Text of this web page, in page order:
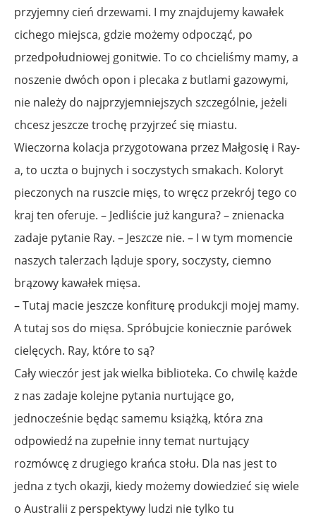
przyjemny cień drzewami. I my znajdujemy kawałek
cichego miejsca, gdzie możemy odpocząć, po
przedpołudniowej gonitwie. To co chcieliśmy mamy, a
noszenie dwóch opon i plecaka z butlami gazowymi,
nie należy do najprzyjemniejszych szczególnie, jeżeli
chcesz jeszcze trochę przyjrzeć się miastu.
Wieczorna kolacja przygotowana przez Małgosię i Ray-
a, to uczta o bujnych i soczystych smakach. Koloryt
pieczonych na ruszcie mięs, to wręcz przekrój tego co
kraj ten oferuje. – Jedliście już kangura? – znienacka
zadaje pytanie Ray. – Jeszcze nie. – I w tym momencie
naszych talerzach ląduje spory, soczysty, ciemno
brązowy kawałek mięsa.
– Tutaj macie jeszcze konfiturę produkcji mojej mamy.
A tutaj sos do mięsa. Spróbujcie koniecznie parówek
cielęcych. Ray, które to są?
Cały wieczór jest jak wielka biblioteka. Co chwilę każde
z nas zadaje kolejne pytania nurtujące go,
jednocześnie będąc samemu książką, która zna
odpowiedź na zupełnie inny temat nurtujący
rozmówcę z drugiego krańca stołu. Dla nas jest to
jedna z tych okazji, kiedy możemy dowiedzieć się wiele
o Australii z perspektywy ludzi nie tylko tu